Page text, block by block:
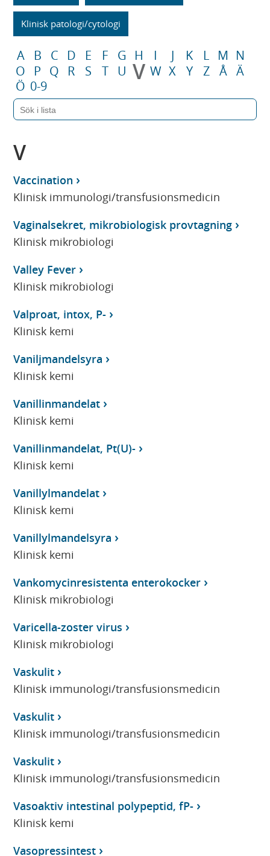
Klinisk patologi/cytologi
A B C D E F G H I J K L M N
O
P Q R S T U V W X Y Z Å Ä
Ö 0-9
V
Vaccination
Klinisk immunologi/transfusionsmedicin
Vaginalsekret, mikrobiologisk provtagning
Klinisk mikrobiologi
Valley Fever
Klinisk mikrobiologi
Valproat, intox, P-
Klinisk kemi
Vaniljmandelsyra
Klinisk kemi
Vanillinmandelat
Klinisk kemi
Vanillinmandelat, Pt(U)-
Klinisk kemi
Vanillylmandelat
Klinisk kemi
Vanillylmandelsyra
Klinisk kemi
Vankomycinresistenta enterokocker
Klinisk mikrobiologi
Varicella-zoster virus
Klinisk mikrobiologi
Vaskulit
Klinisk immunologi/transfusionsmedicin
Vaskulit
Klinisk immunologi/transfusionsmedicin
Vaskulit
Klinisk immunologi/transfusionsmedicin
Vasoaktiv intestinal polypeptid, fP-
Klinisk kemi
Vasopressintest